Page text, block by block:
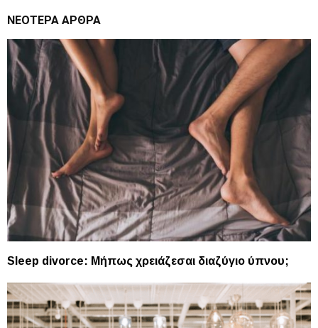
ΝΕΌΤΕΡΑ ΆΡΘΡΑ
Sleep divorce: Μήπως χρειάζεσαι διαζύγιο ύπνου;